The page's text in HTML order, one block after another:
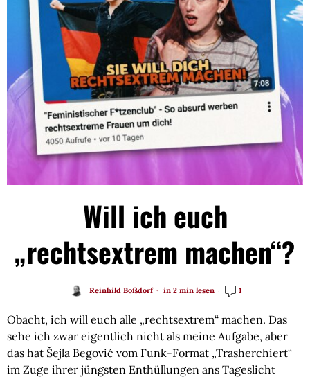
Will ich euch
„rechtsextrem machen“?
Reinhild Boßdorf in 2 min lesen 1
Obacht, ich will euch alle „rechtsextrem“ machen. Das
sehe ich zwar eigentlich nicht als meine Aufgabe, aber
das hat Šejla Begović vom Funk-Format „Trasherchiert“
im Zuge ihrer jüngsten Enthüllungen ans Tageslicht